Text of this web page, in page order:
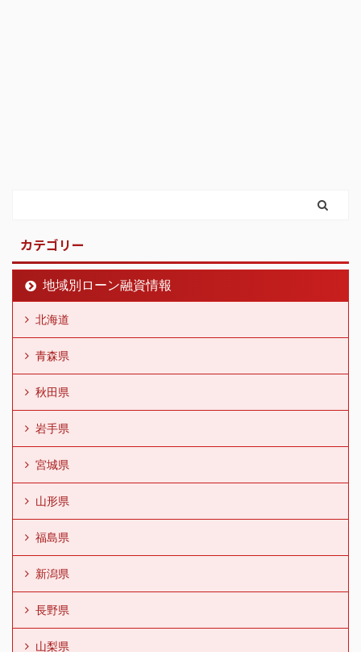
カテゴリー
地域別ローン融資情報
北海道
青森県
秋田県
岩手県
宮城県
山形県
福島県
新潟県
長野県
山梨県